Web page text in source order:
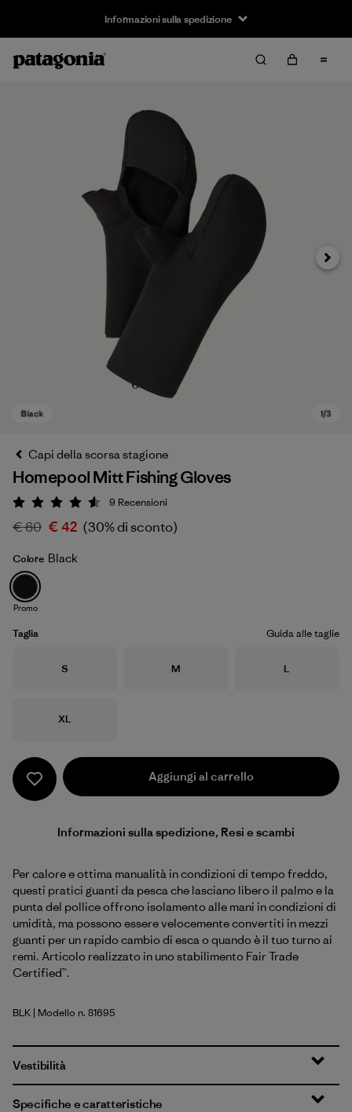
Informazioni sulla spedizione
Black
Avanti
Capi della scorsa stagione
Homepool Mitt Fishing Gloves
Valutazione: 4.6 / 5
9 Recensioni
€ 60 € 42 (30% di sconto)
Colore Black
Promo
Taglia Guida alle taglie
Taglia
S Taglia
M Taglia
L
Taglia
XL
Aggiungi al carrello
Informazioni sulla spedizione, Resi e scambi
Per calore e ottima manualità in condizioni di tempo freddo,
questi pratici guanti da pesca che lasciano libero il palmo e la
punta del pollice offrono isolamento alle mani in condizioni di
umidità, ma possono essere velocemente convertiti in mezzi
guanti per un rapido cambio di esca o quando è il tuo turno ai
remi. Articolo realizzato in uno stabilimento Fair Trade
Certified™.
Black
BLK | Modello n. 81695
Vestibilità
Specifiche e caratteristiche